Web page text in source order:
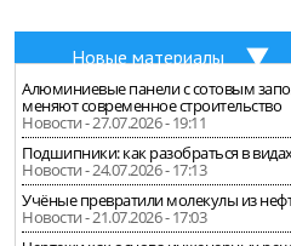
Новые материалы
Алюминиевые панели с сотовым
меняют современное строительство
Новости - 27.07.2026 - 19:11
Подшипники: как разобраться в
Новости - 24.07.2026 - 17:13
Учёные превратили молекулы из
Новости - 21.07.2026 - 17:03